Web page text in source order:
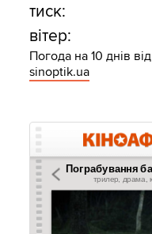
тиск:
вітер:
Погода на 10 днів від
sinoptik.ua